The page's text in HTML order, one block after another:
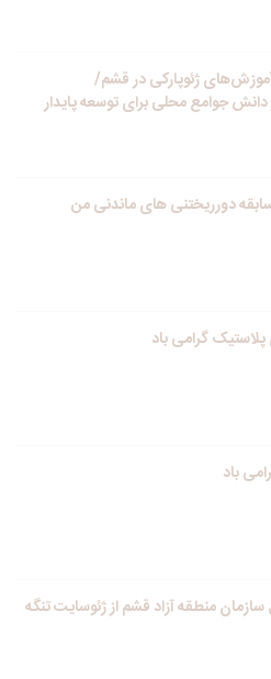
ژئوپارکی در قشم/
دانش جوامع محلی برای توسعه پایدار
دورریختنی های ماندنی من
گرامی باد
سازمان منطقه آزاد قشم از ژئوسایت تنگه